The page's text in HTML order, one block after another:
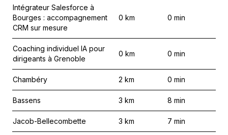
Intégrateur Salesforce à
Bourges : accompagnement
CRM sur mesure
0 km 0 min
Coaching individuel IA pour
dirigeants à Grenoble
0 km 0 min
Chambéry 2 km 0 min
Bassens 3 km 8 min
Jacob-Bellecombette 3 km 7 min